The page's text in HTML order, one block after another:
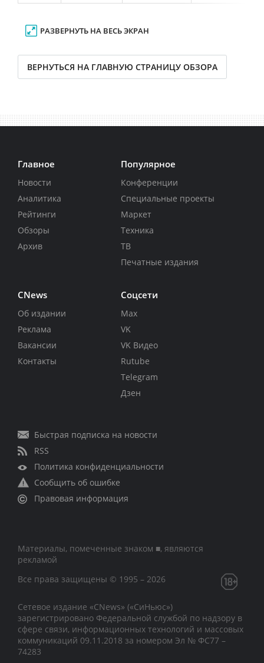
РАЗВЕРНУТЬ НА ВЕСЬ ЭКРАН
ВЕРНУТЬСЯ НА ГЛАВНУЮ СТРАНИЦУ ОБЗОРА
Главное
Новости
Аналитика
Рейтинги
Обзоры
Архив
Популярное
Конференции
Специальные проекты
Маркет
Техника
ТВ
Печатные издания
CNews
Об издании
Реклама
Вакансии
Контакты
Соцсети
Max
VK
VK Видео
Rutube
Telegram
Дзен
Быстрая подписка на новости
RSS
Политика конфиденциальности
Сообщить об ошибке
Правовая информация
Материалы, помеченные знаком ■, являются
рекламой
Все права защищены © 1995 – 2026
Сетевое издание «CNews» («СиНьюс»)
зарегистрировано Федеральной службой по надзору в
сфере связи, информационных технологий и массовых
коммуникаций 09.11.2018 за номером Эл № ФС77 –
74283